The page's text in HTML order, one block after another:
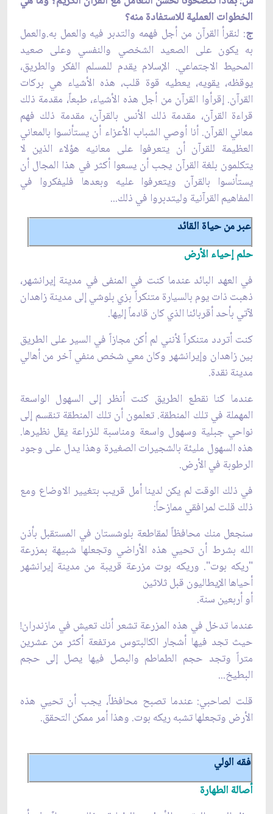
الخطوات العملية للاستفادة منه؟
ج: لنقرأ القرآن من أجل فهمه والتدبر فيه والعمل به.والعمل
به يكون على الصعيد الشخصي والنفسي وعلى صعيد
المحيط الاجتماعي. الإسلام يقدم للمسلم الفكر والطريق،
يوقظه، يقويه، يعطيه قوة قلب، هذه الأشياء هي بركات
القرآن. إقرأوا القرآن من أجل هذه الأشياء، طبعاً، مقدمة ذلك
قراءة القرآن، مقدمة ذلك الأنس بالقرآن، مقدمة ذلك فهم
معاني القرآن. أنا أوصي الشباب الأعزاء أن يستأنسوا بالمعاني
العظيمة للقرآن أن يتعرفوا على معانيه هؤلاء الذين لا
يتكلمون بلغة القرآن يجب أن يسعوا أكثر في هذا المجال أن
يستأنسوا بالقرآن ويتعرفوا عليه وبعدها فليفكروا في
المفاهيم القرآنية وليتدبروا في ذلك...
عبر من حياة القائد
حلم إحياء الأرض
في العهد البائد عندما كنت في المنفى في مدينة إيرانشهر،
ذهبت ذات يوم بالسيارة متنكراً بزي بلوشي إلى مدينة زاهدان
لآتي بأحد أقربائنا الذي كان قادماً إليها.
كنت أتردد متنكراً لأنني لم أكن مجازاً في السير على الطريق
بين زاهدان وإيرانشهر وكان معي شخص منفي آخر من أهالي
مدينة نقدة.
عندما كنا نقطع الطريق كنت أنظر إلى السهول الواسعة
المهملة في تلك المنطقة. تعلمون أن تلك المنطقة تنقسم إلى
نواحي جبلية وسهول واسعة ومناسبة للزراعة يقل نظيرها.
هذه السهول مليئة بالشجيرات الصغيرة وهذا يدل على وجود
الرطوبة في الأرض.
في ذلك الوقت لم يكن لدينا أمل قريب بتغيير الاوضاع ومع
ذلك قلت لمرافقي ممازحاً:
سنجعل منك محافظاً لمقاطعة بلوشستان في المستقبل بأذن
الله بشرط أن تحيي هذه الأراضي وتجعلها شبيهة بمزرعة
"ريكه بوت". وريكه بوت مزرعة قريبة من مدينة إيرانشهر
أحياها الإيطاليون قبل ثلاثين
أو أربعين سنة.
عندما تدخل في هذه المزرعة تشعر أنك تعيش في مازندران!
حيث تجد فيها أشجار الكالبتوس مرتفعة أكثر من عشرين
متراً وتجد حجم الطماطم والبصل فيها يصل إلى حجم
البطيخ...
قلت لصاحبي: عندما تصبح محافظاً، يجب أن تحيي هذه
الأرض وتجعلها تشبه ريكه بوت. وهذا أمر ممكن التحقق.
فقه الولي‏
أصالة الطهارة